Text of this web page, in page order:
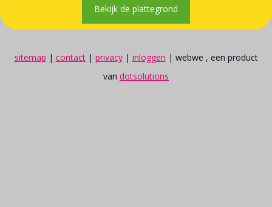
Bekijk de plattegrond
sitemap | contact| privacy| inloggen | webwe , een product
van dotsolutions